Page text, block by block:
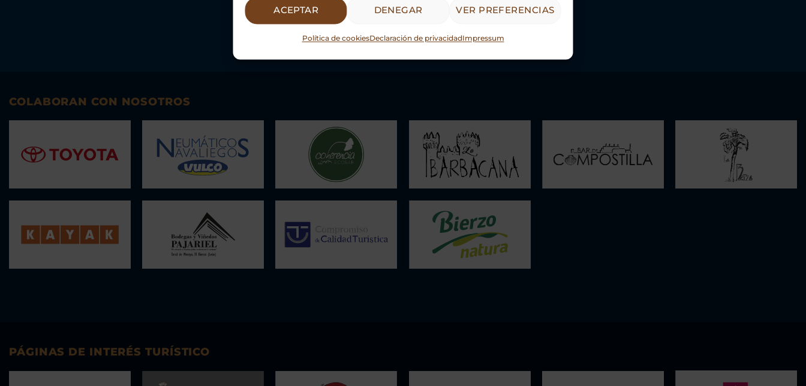
ACEPTAR DENEGAR VER PREFERENCIAS
Política de cookiesDeclaración de privacidadImpressum
COLABORAN CON NOSOTROS
PÁGINAS DE INTERÉS TURÍSTICO